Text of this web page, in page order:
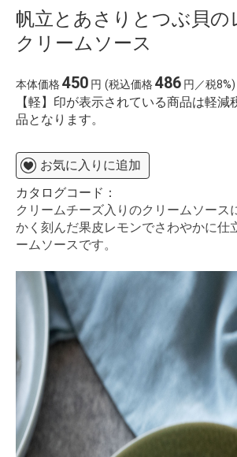
帆立とあさりとつぶ貝の
クリームソース
本体価格450 円 (税込価格486 円／税8%)
【軽】印が表示されている商品は軽減
品となります。
お気に入りに追加
カタログコード：
クリームチーズ入りのクリームソース
かく刻んだ果皮レモンでさわやかに仕
ームソースです。